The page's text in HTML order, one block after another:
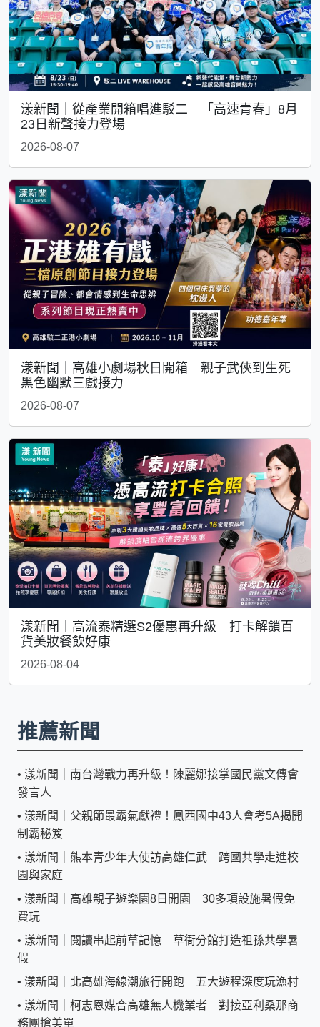
漾新聞｜從產業開箱唱進駁二 「高速青春」8月
23日新聲接力登場
2026-08-07
漾新聞｜高雄小劇場秋日開箱 親子武俠到生死
黑色幽默三戲接力
2026-08-07
漾新聞｜高流泰精選S2優惠再升級 打卡解鎖百
貨美妝餐飲好康
2026-08-04
推薦新聞
• 漾新聞｜南台灣戰力再升級！陳麗娜接掌國民黨文傳會
發言人
• 漾新聞｜父親節最霸氣獻禮！鳳西國中43人會考5A揭開
制霸秘笈
• 漾新聞｜熊本青少年大使訪高雄仁武 跨國共學走進校
園與家庭
• 漾新聞｜高雄親子遊樂園8日開園 30多項設施暑假免
費玩
• 漾新聞｜閱讀串起前草記憶 草衙分館打造祖孫共學暑
假
• 漾新聞｜北高雄海線潮旅行開跑 五大遊程深度玩漁村
• 漾新聞｜柯志恩媒合高雄無人機業者 對接亞利桑那商
務團搶美單